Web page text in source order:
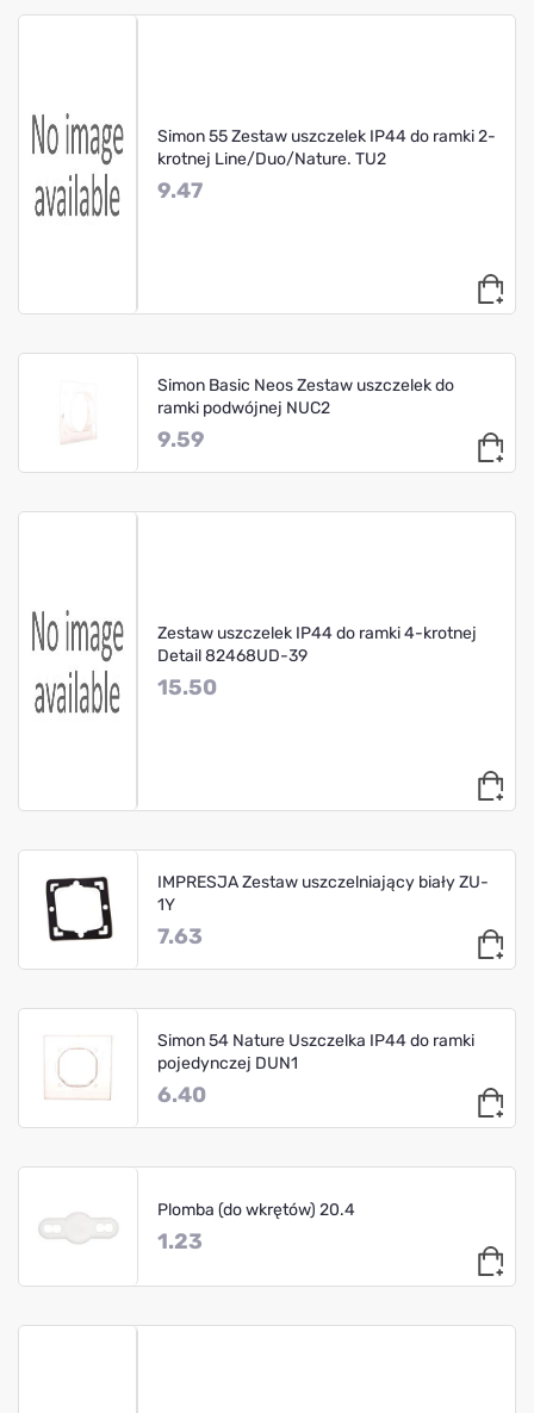
Simon 55 Zestaw uszczelek IP44 do ramki 2-
krotnej Line/Duo/Nature. TU2
9.47
Simon Basic Neos Zestaw uszczelek do
ramki podwójnej NUC2
9.59
Zestaw uszczelek IP44 do ramki 4-krotnej
Detail 82468UD-39
15.50
IMPRESJA Zestaw uszczelniający biały ZU-
1Y
7.63
Simon 54 Nature Uszczelka IP44 do ramki
pojedynczej DUN1
6.40
Plomba (do wkrętów) 20.4
1.23